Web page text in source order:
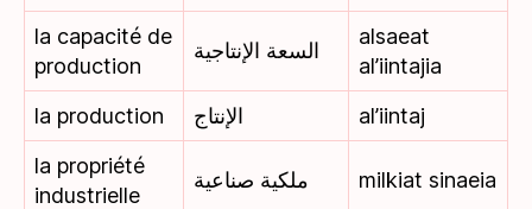
la capacité de
production
السعة الإنتاجية
alsaeat
al’iintajia
la production
الإنتاج
al’iintaj
la propriété
industrielle
ملكية صناعية milkiat sinaeia